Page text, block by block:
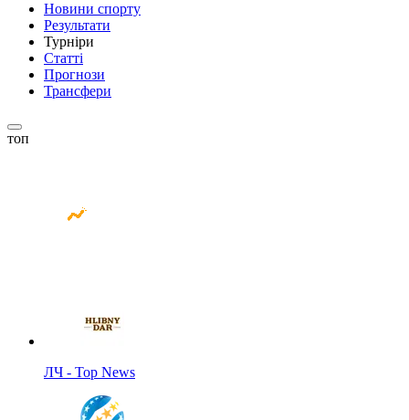
Новини спорту
Результати
Турніри
Статті
Прогнози
Трансфери
топ
ЛЧ - Top News